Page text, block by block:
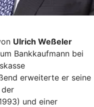
Ulrich Weßeler
Bankkaufmann bei
erweiterte er seine
und einer